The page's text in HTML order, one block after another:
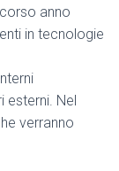
anno
in tecnologie
esterni. Nel
verranno